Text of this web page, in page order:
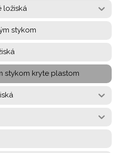
ložiská
stykom
stykom kryte plastom